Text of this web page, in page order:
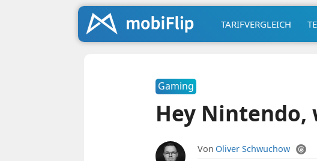
TARIFVERGLEICH
Gaming
Hey Nintendo,
Von Oliver Schwuchow